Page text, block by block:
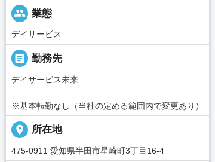
people 業態
デイサービス
_pin
勤務先
デイサービス未来
※基本転勤なし（当社の定める範囲内で変更あり）
place 所在地
475-0911 愛知県半田市星崎町3丁目16-4